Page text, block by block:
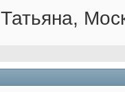
Татьяна,